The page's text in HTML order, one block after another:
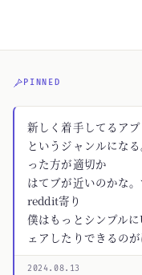
PINNED
新しく着手してるア
というジャンルにな
った方が適切か
はてブが近いのかな
reddit寄り
僕はもっとシンプル
ェアしたりできるの
2024.08.13